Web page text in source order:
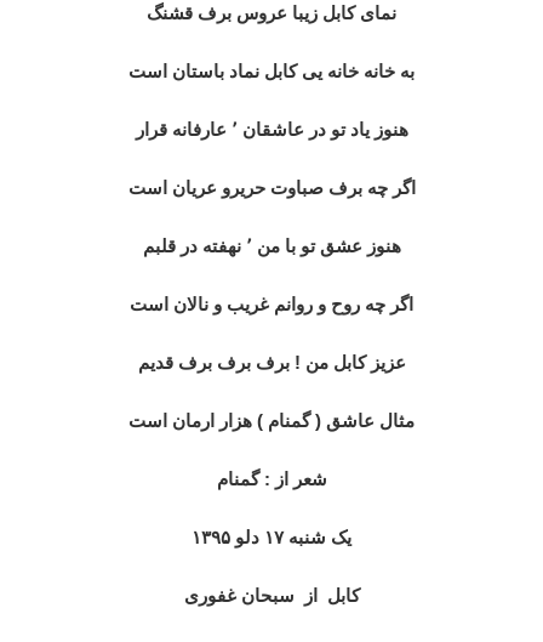
نمای کابل زیبا عروس برف قشنگ
به خانه خانه یی کابل نماد باستان است
هنوز یاد تو در عاشقان ٬ عارفانه قرار
اگر چه برف صباوت حریرو عریان است
هنوز عشق تو با من ٬ نهفته در قلبم
اگر چه روح و روانم غریب و نالان است
عزیز کابل من ! برف برف برف قدیم
مثال عاشق ( گمنام ) هزار ارمان است
شعر از : گمنام
یک شنبه ۱۷ دلو ۱۳۹۵
کابل از سبحان غفوری